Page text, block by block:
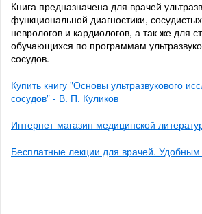
Книга предназначена для врачей
функциональной диагностики,
неврологов и кардиологов, а так же для
обучающихся по программам
сосудов.
Купить книгу "Основы ультразвукового
сосудов" - В. П. Куликов
Интернет-магазин медицинской
Бесплатные лекции для врачей. Удобным